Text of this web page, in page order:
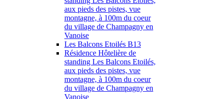
aux pieds des pistes, vue
montagne, à 100m du coeur
du village de Champagny en
Vanoise
Les Balcons Etoilés B13
Résidence Hôtelière de
standing Les Balcons Etoilés,
aux pieds des pistes, vue
montagne, à 100m du coeur
du village de Champagny en
Vanoise